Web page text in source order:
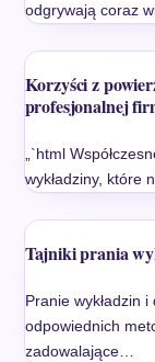
odgrywają coraz
Korzyści z
profesjonalnej
„`html
wykładziny, które
Tajniki prania
Pranie wykładzin
odpowiednich
zadowalające…